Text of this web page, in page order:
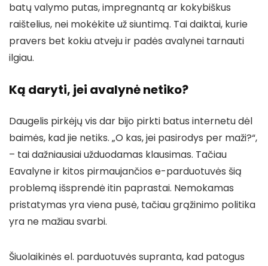
batų valymo putas, impregnantą ar kokybiškus
raištelius, nei mokėkite už siuntimą. Tai daiktai, kurie
pravers bet kokiu atveju ir padės avalynei tarnauti
ilgiau.
Ką daryti, jei avalynė netiko?
Daugelis pirkėjų vis dar bijo pirkti batus internetu dėl
baimės, kad jie netiks. „O kas, jei pasirodys per maži?“,
– tai dažniausiai užduodamas klausimas. Tačiau
Eavalyne ir kitos pirmaujančios e-parduotuvės šią
problemą išsprendė itin paprastai. Nemokamas
pristatymas yra viena pusė, tačiau grąžinimo politika
yra ne mažiau svarbi.
Šiuolaikinės el. parduotuvės supranta, kad patogus